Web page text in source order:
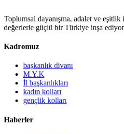
Toplumsal dayanışma, adalet ve
değerlerle güçlü bir Türkiye inşa
Kadromuz
başkanlık divanı
M.Y.K
İl başkanlıkları
kadın kolları
gençlik kolları
Haberler